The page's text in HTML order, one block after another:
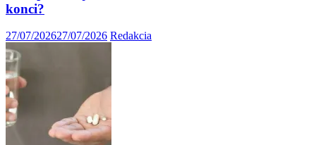
konci?
27/07/202627/07/2026 Redakcia